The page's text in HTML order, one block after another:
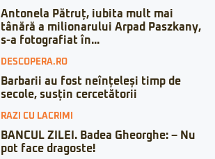
Antonela Pătruț, iubita mult mai
tânără a milionarului Arpad Paszkany,
s-a fotografiat în...
DESCOPERA.RO
Barbarii au fost neînțeleși timp de
secole, susțin cercetătorii
RAZI CU LACRIMI
BANCUL ZILEI. Badea Gheorghe: – Nu
pot face dragoste!